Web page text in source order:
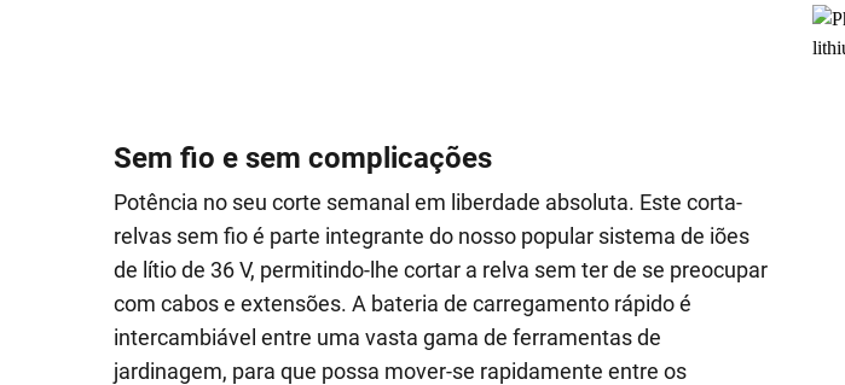
Sem fio e sem complicações
Potência no seu corte semanal em liberdade absoluta. Este corta-
relvas sem fio é parte integrante do nosso popular sistema de iões
de lítio de 36 V, permitindo-lhe cortar a relva sem ter de se preocupar
com cabos e extensões. A bateria de carregamento rápido é
intercambiável entre uma vasta gama de ferramentas de
jardinagem, para que possa mover-se rapidamente entre os